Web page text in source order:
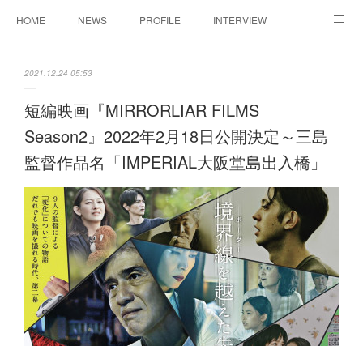
HOME NEWS PROFILE INTERVIEW
2021.12.24 05:53
短編映画『MIRRORLIAR FILMS
Season2』2022年2月18日公開決定～三島
監督作品名「IMPERIAL大阪堂島出入橋」